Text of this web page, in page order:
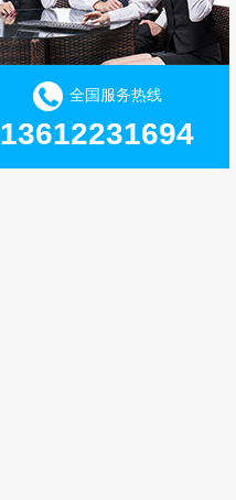
全国服务热线
13612231694